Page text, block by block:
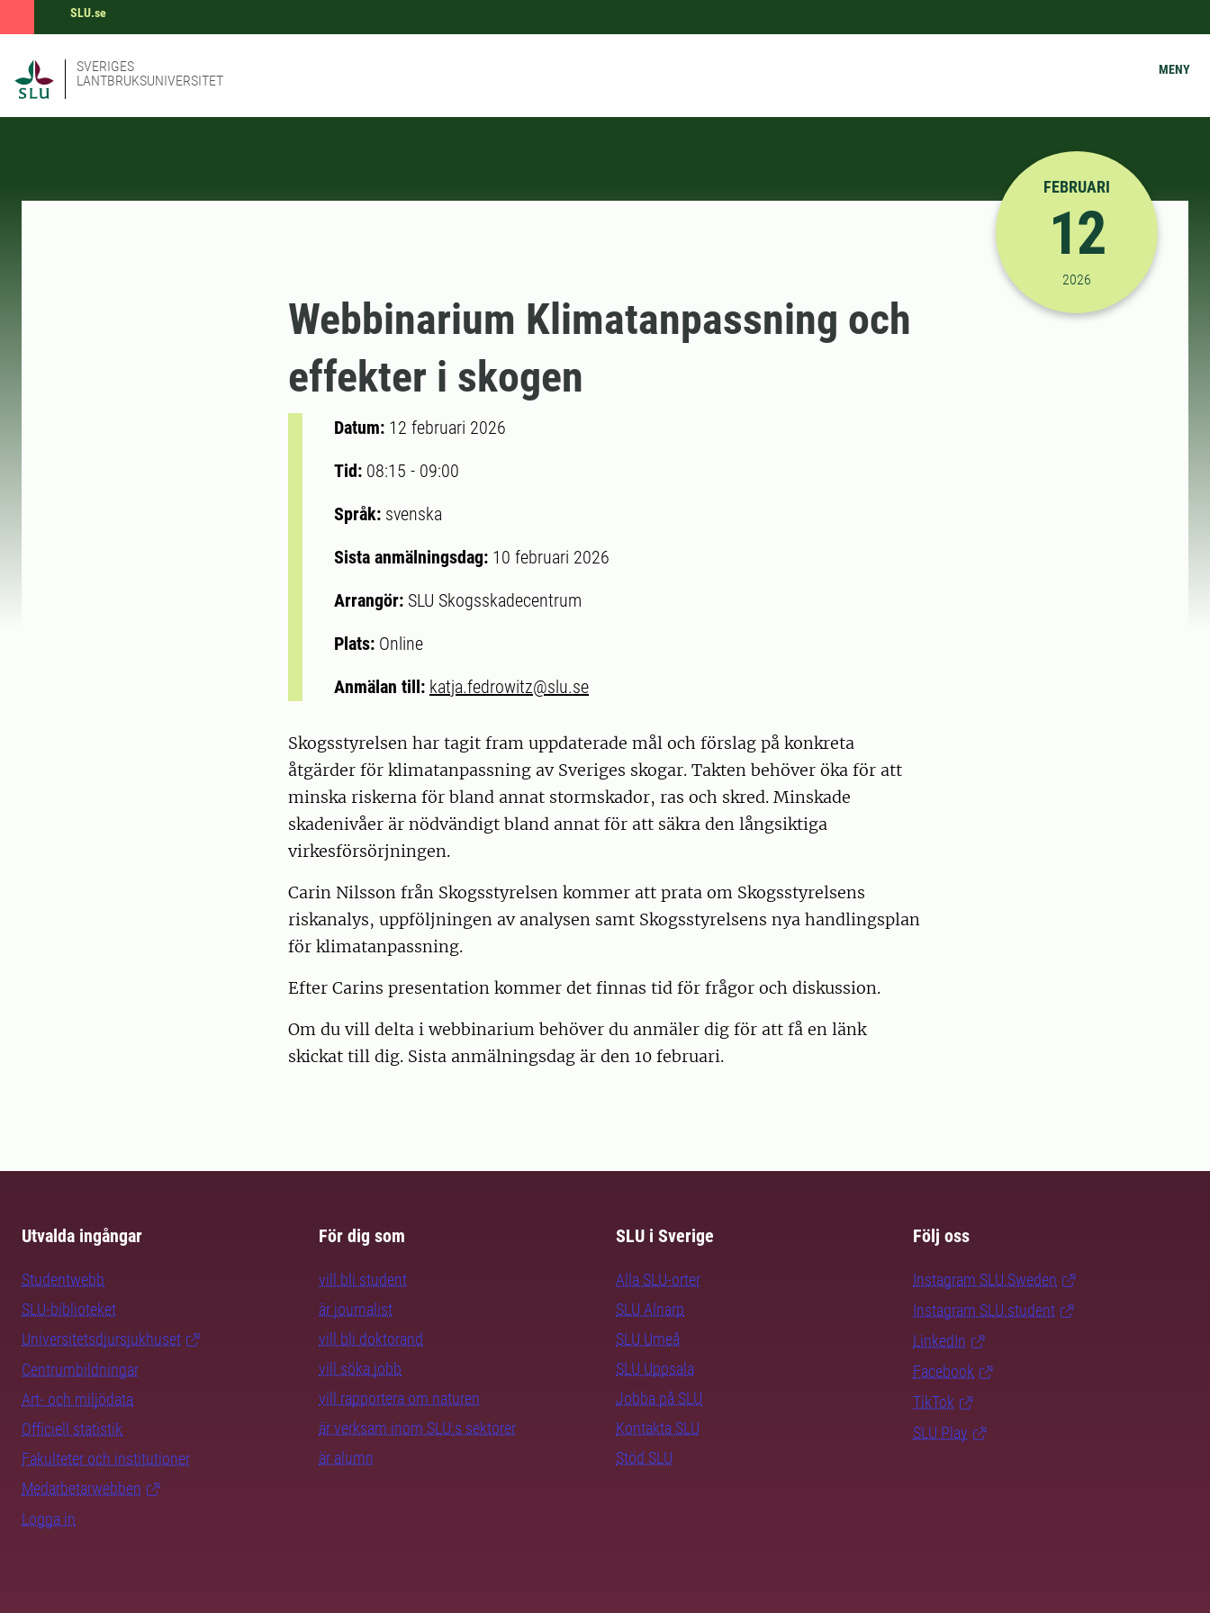
SLU.se
SVERIGES
LANTBRUKSUNIVERSITET
MENY
2026-02-12 08:15:00
FEBRUARI
12
2026
Webbinarium Klimatanpassning och
effekter i skogen
Datum: 12 februari 2026
Tid: 08:15 - 09:00
Språk: svenska
Sista anmälningsdag: 10 februari 2026
Arrangör: SLU Skogsskadecentrum
Plats: Online
Anmälan till: katja.fedrowitz@slu.se
Skogsstyrelsen har tagit fram uppdaterade mål och förslag på konkreta
åtgärder för klimatanpassning av Sveriges skogar. Takten behöver öka för att
minska riskerna för bland annat stormskador, ras och skred. Minskade
skadenivåer är nödvändigt bland annat för att säkra den långsiktiga
virkesförsörjningen.
Carin Nilsson från Skogsstyrelsen kommer att prata om Skogsstyrelsens
riskanalys, uppföljningen av analysen samt Skogsstyrelsens nya handlingsplan
för klimatanpassning.
Efter Carins presentation kommer det finnas tid för frågor och diskussion.
Om du vill delta i webbinarium behöver du anmäler dig för att få en länk
skickat till dig. Sista anmälningsdag är den 10 februari.
Utvalda ingångar
Studentwebb
SLU-biblioteket
Universitetsdjursjukhuset
Centrumbildningar
Art- och miljödata
Officiell statistik
Fakulteter och institutioner
Medarbetarwebben
Logga in
För dig som
vill bli student
är journalist
vill bli doktorand
vill söka jobb
vill rapportera om naturen
är verksam inom SLU:s sektorer
är alumn
SLU i Sverige
Alla SLU-orter
SLU Alnarp
SLU Umeå
SLU Uppsala
Jobba på SLU
Kontakta SLU
Stöd SLU
Följ oss
Instagram SLU.Sweden
Instagram SLU.student
LinkedIn
Facebook
TikTok
SLU Play